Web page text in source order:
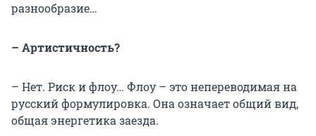
разнообразие…
– Артистичность?
– Нет. Риск и флоу… Флоу – это непереводимая на
русский формулировка. Она означает общий вид,
общая энергетика заезда.